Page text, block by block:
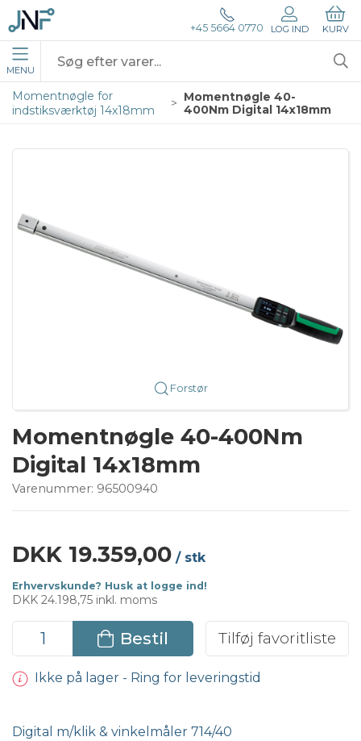
+45 5664 0770 LOG IND KURV
MENU
Momentnøgle for
indstiksværktøj 14x18mm
Momentnøgle 40-
400Nm Digital 14x18mm
Forstør
Momentnøgle 40-400Nm
Digital 14x18mm
Varenummer: 96500940
DKK 19.359,00 / stk
Erhvervskunde? Husk at logge ind!
DKK 24.198,75 inkl. moms
Bestil Tilføj favoritliste
Ikke på lager - Ring for leveringstid
Digital m/klik & vinkelmåler 714/40